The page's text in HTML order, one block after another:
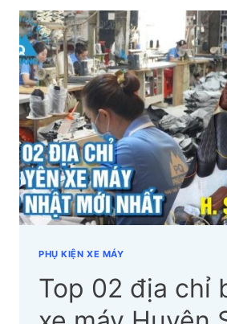
BÁO
NGHỈ
LỄ
QUỐC
KHÁNH
02/09/2023
PHỤ KIỆN XE MÁY
Top 02 địa chỉ